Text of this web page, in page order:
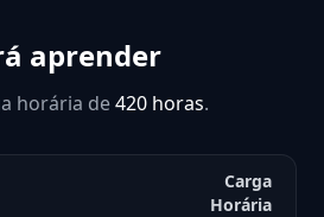
aprender
horária de420 horas.
Carga
Horária